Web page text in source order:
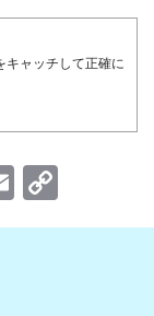
キャッチして正確に
E
m o